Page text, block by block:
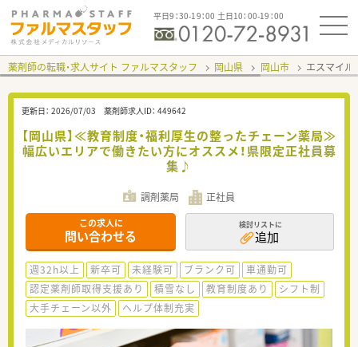
平日9：30-19：00 土日10：00-19：00
薬剤師の転職・求人サイト ファルマスタッフ 岡山県 岡山市 エスマイ
更新日： 2026/07/03 薬剤師求人ID： 449642
【岡山県】≪教育制度・福利厚生の整ったチェーン薬局≫
幅広いエリアで働きたい方にオススメ！県限定正社員募
集♪
調剤薬局 正社員
この求人に
問い合わせる
検討リストに
追加
週32h以上 新卒可 未経験可 ブランク可
車通勤可
認定薬剤師取得支援あり
積雪なし 教育制度あり
シフト制
大手チェーン以外
ヘルプ体制充実